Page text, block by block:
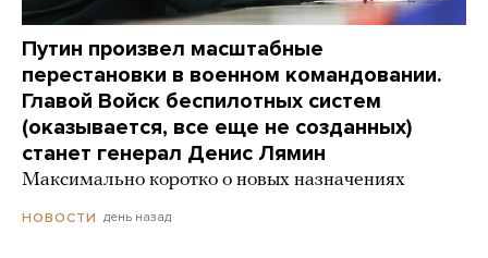
Путин произвел масштабные
перестановки в военном командовании.
Главой Войск беспилотных систем
(оказывается, все еще не созданных)
станет генерал Денис Лямин
Максимально коротко о новых назначениях
НОВОСТИ день назад